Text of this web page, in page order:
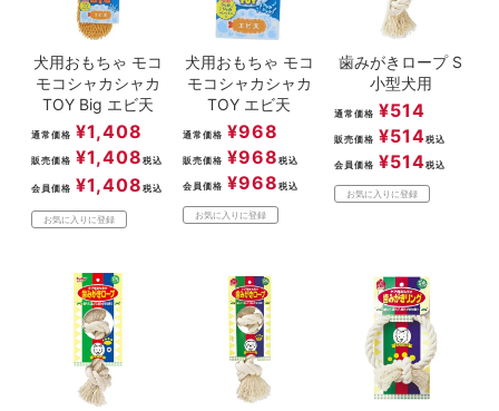
犬用おもちゃ モコ
モコシャカシャカ
TOY Big エビ天
通常価格 ¥1,408
販売価格 ¥1,408 税込
会員価格 ¥1,408 税込
お気に入りに登録
犬用おもちゃ モコ
モコシャカシャカ
TOY エビ天
通常価格 ¥968
販売価格 ¥968 税込
会員価格 ¥968 税込
お気に入りに登録
歯みがきロープ S
小型犬用
通常価格 ¥514
販売価格 ¥514税込
会員価格 ¥514税込
お気に入りに登録